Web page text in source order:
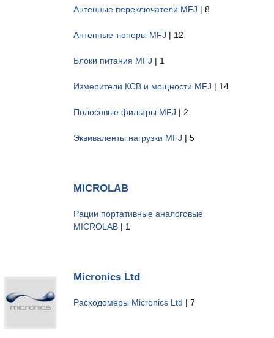
Антенные переключатели MFJ | 8
Антенные тюнеры MFJ | 12
Блоки питания MFJ | 1
Измерители КСВ и мощности MFJ | 14
Полосовые фильтры MFJ | 2
Эквиваленты нагрузки MFJ | 5
MICROLAB
Рации портативные аналоговые
MICROLAB | 1
Micronics Ltd
Расходомеры Micronics Ltd | 7